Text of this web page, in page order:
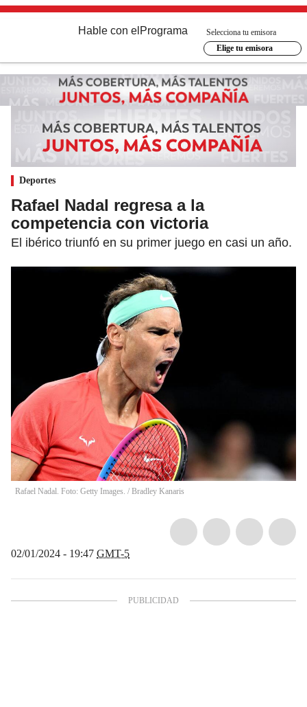
Hable con el Programa
Selecciona tu emisora
Elige tu emisora
Deportes
Rafael Nadal regresa a la
competencia con victoria
El ibérico triunfó en su primer juego en casi un año.
Rafael Nadal. Foto: Getty Images. / Bradley Kanaris
02/01/2024 - 19:47 GMT-5